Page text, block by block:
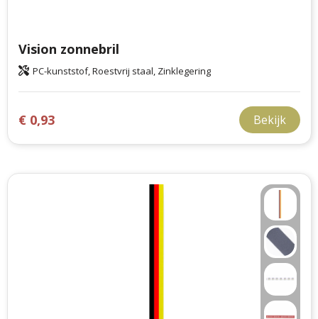
Vision zonnebril
PC-kunststof, Roestvrij staal, Zinklegering
€ 0,93 Bekijk